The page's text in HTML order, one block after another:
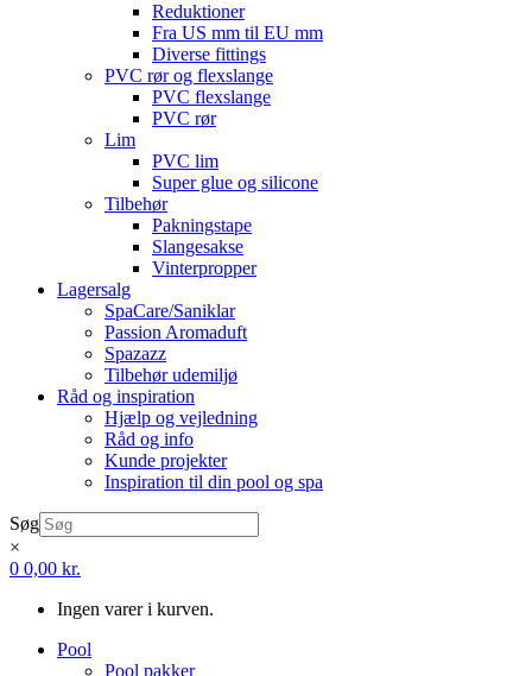
Reduktioner
Fra US mm til EU mm
Diverse fittings
PVC rør og flexslange
PVC flexslange
PVC rør
Lim
PVC lim
Super glue og silicone
Tilbehør
Pakningstape
Slangesakse
Vinterpropper
Lagersalg
SpaCare/Saniklar
Passion Aromaduft
Spazazz
Tilbehør udemiljø
Råd og inspiration
Hjælp og vejledning
Råd og info
Kunde projekter
Inspiration til din pool og spa
Søg
×
0 0,00 kr.
Ingen varer i kurven.
Pool
Pool pakker